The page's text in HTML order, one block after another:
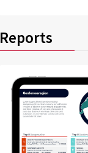
Reports